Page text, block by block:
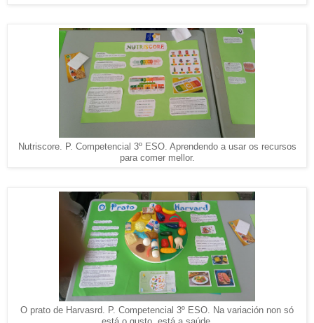
Nutriscore. P. Competencial 3º ESO. Aprendendo a usar os recursos
para comer mellor.
O prato de Harvasrd. P. Competencial 3º ESO. Na variación non só